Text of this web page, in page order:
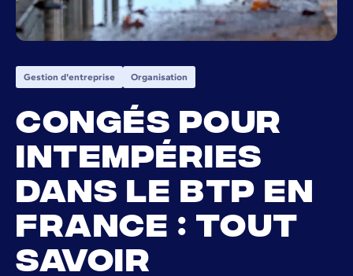
Gestion d'entreprise Organisation
Congés pour
intempéries
dans le BTP en
France : tout
savoir